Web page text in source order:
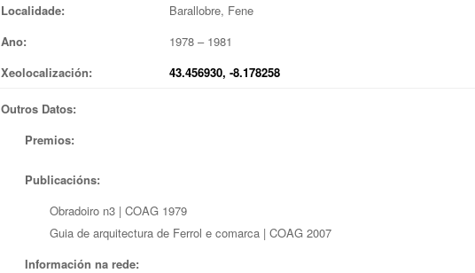
Localidade:
Barallobre, Fene
Ano:
1978 – 1981
Xeolocalización:
43.456930, -8.178258
Outros Datos:
Premios:
Publicacións:
Obradoiro n3 | COAG 1979
Guia de arquitectura de Ferrol e comarca | COAG 2007
Información na rede: